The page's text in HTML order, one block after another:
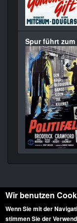
Spur führt zum
Diese Website ist
Wir benutzen
Wenn Sie mit der
stimmen Sie der